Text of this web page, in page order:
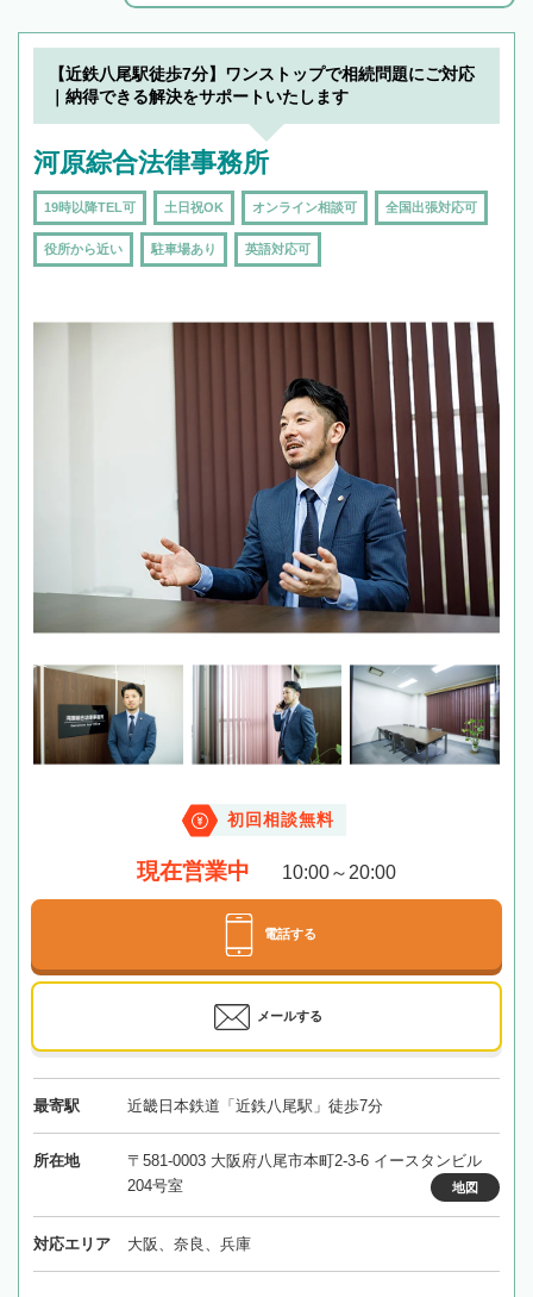
解決のみならず相続をトータルで任せることが
できます。また、相続は感情がからむ分野なの
でフィーリングも重要です。実際に電話や面談
で複数の弁護士と会話をしてウマが合う方に依
【近鉄八尾駅徒歩7分】ワンストップで相続問題にご対応
｜納得できる解決をサポートいたします
河原綜合法律事務所
19時以降TEL可 土日祝OK オンライン相談可 全国出張対応可
役所から近い 駐車場あり 英語対応可
初回相談無料
現在営業中 10:00～20:00
電話する
メールする
最寄駅 近畿日本鉄道「近鉄八尾駅」徒歩7分
所在地
〒581-0003 大阪府八尾市本町2-3-6 イースタンビル
204号室
地図
対応エリア 大阪、奈良、兵庫